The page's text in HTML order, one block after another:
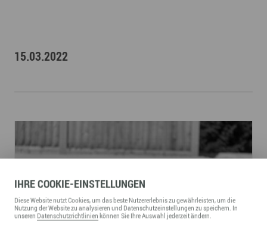
15.03.2022
IHRECOOKIE-EINSTELLUNGEN
DieseWebsitenutzt Cookies, um das beste Nutzererlebnis zu gewährleisten, um die
Nutzung derWebsitezu analysieren und Datenschutzeinstellungen zu speichern. In
unseren Datenschutzrichtlinien können Sie Ihre Auswahl jederzeit ändern.